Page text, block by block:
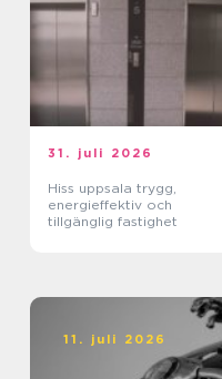
31. juli 2026
Hiss uppsala trygg,
energieffektiv och
tillgänglig fastighet
11. juli 2026